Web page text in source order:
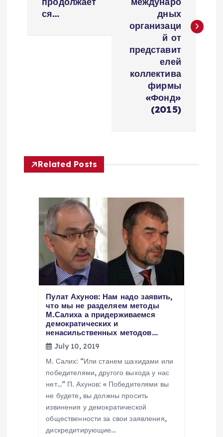
a
t
ся…
дных
организаци
й от
представит
елей
коллектива
фирмы
«Фонд»
(2015)
Related Posts
Пулат Ахунов: Нам надо заявить,
что мы не разделяем методы
М.Салиха а придерживаемся
демократических и
ненасильственных методов…
July 10, 2019
М. Салих: “Или станем шахидами или
победителями, другого выхода у нас
нет…” П. Ахунов: « Победителями вы
не будете, вы должны просить
извинения у демократической
общественности за свои заявления,
дискредитирующие…